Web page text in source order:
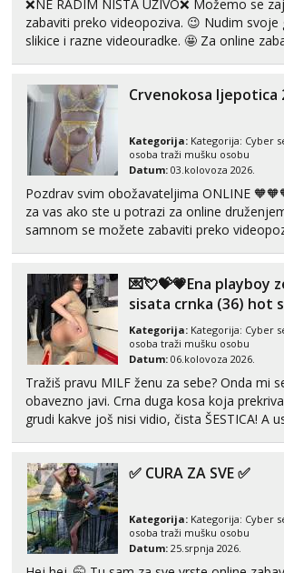
tel:0,93€ - mob:1,12€ min
Obavijesti me kada se oslobodi
Anđela
Čekam tvoj poziv!
Tel:
tel:0,93€ - mob:1,12€ min
❌NE RADIM NIŠTA UŽIVO❌ Možemo se zajedno
zabaviti preko videopoziva. 😉 Nudim svoje
slikice i razne videouradke. 🤩 Za online
vidjeti na videopozivu. 😉 S vama sam
Crvenokosa ljepotica
Kategorija: Kategorija: Cyber
osoba traži mušku osobu
Datum: 03.kolovoza 2026.
Pozdrav svim obožavateljima ONLINE
za vas ako ste u potrazi za online
samnom se možete zabaviti preko
tipkanja uz slike i hot line pozive. Za vas
pripremila ...
💌💘💝💗Ena playboy
sisata crnka (36) hot
videa i c2c💗
Kategorija: Kategorija: Cyber
osoba traži mušku osobu
Datum: 06.kolovoza 2026.
Tražiš pravu MILF ženu za sebe? Onda mi
obavezno javi. Crna duga kosa koja
grudi kakve još nisi vidio, čista ŠESTICA! A
nisi vidio. Uvijek sam spremna za ONLOINE
✅ CURA ZA SVE ✅
Kategorija: Kategorija: Cyber
osoba traži mušku osobu
Datum: 25.srpnja 2026.